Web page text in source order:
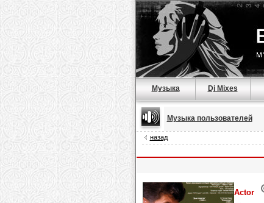
Музыка Dj Mixes
Музыка пользователей
назад
Actor